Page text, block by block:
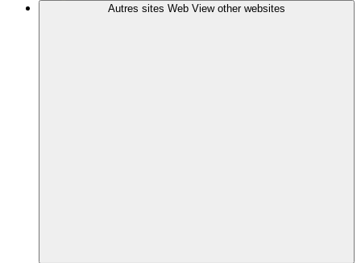
Autres sites Web View other websites